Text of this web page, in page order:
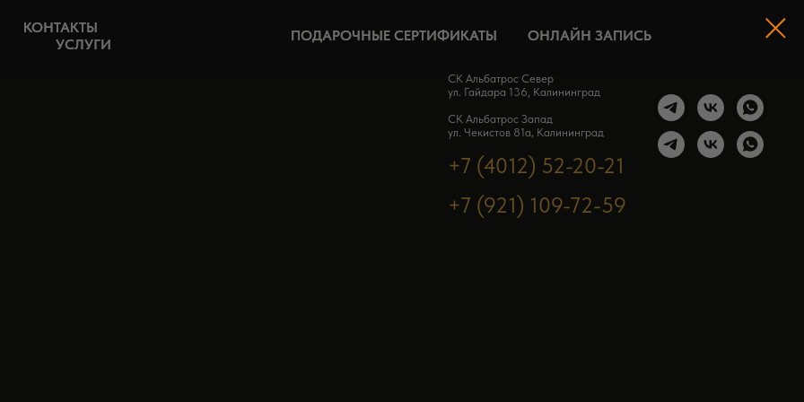
КОНТАКТЫ
УСЛУГИ
ПОДАРОЧНЫЕ СЕРТИФИКАТЫ ОНЛАЙН ЗАПИСЬ
КОНТАКТЫ
УСЛУГИ
ПОДАРОЧНЫЕ СЕРТИФИКАТЫ ОНЛАЙН ЗАПИСЬ
СК Альбатрос Север
ул. Гайдара 136, Калининград
СК Альбатрос Запад
ул. Чекистов 81а, Калининград
+7 (4012) 52-20-21
+7 (921) 109-72-59